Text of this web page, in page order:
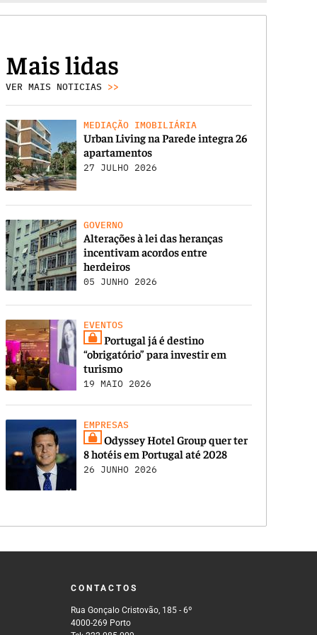
Mais lidas
VER MAIS NOTICIAS >>
MEDIAÇÃO IMOBILIÁRIA
Urban Living na Parede integra 26
apartamentos
27 JULHO 2026
GOVERNO
Alterações à lei das heranças
incentivam acordos entre
herdeiros
05 JUNHO 2026
EVENTOS
Portugal já é destino
“obrigatório” para investir em
turismo
19 MAIO 2026
EMPRESAS
Odyssey Hotel Group quer ter
8 hotéis em Portugal até 2028
26 JUNHO 2026
CONTACTOS
Rua Gonçalo Cristovão, 185 - 6º
4000-269 Porto